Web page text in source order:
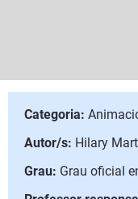
Categoria:
Autor/s: Hilary
Grau: Grau oficial